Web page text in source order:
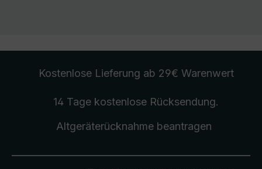
Kostenlose Lieferung ab 29€ Warenwert
14 Tage kostenlose Rücksendung.
Altgeräterücknahmebeantragen